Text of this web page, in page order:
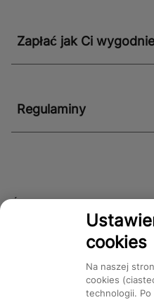
Zapłać jak Ci
Regulaminy
Śledź nas!
cookies
Na naszej
cookies
technologii. Po